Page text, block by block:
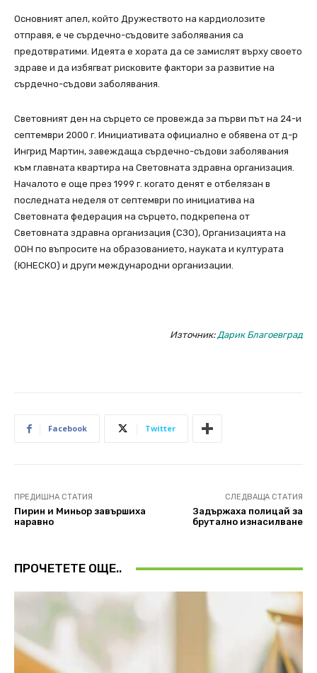
Основният апел, който Дружеството на кардиолозите
отправя, е че сърдечно-съдовите заболявания са
предотвратими. Идеята е хората да се замислят върху своето
здраве и да избягват рисковите фактори за развитие на
сърдечно-съдови заболявания.
Световният ден на сърцето се провежда за първи път на 24-и
септември 2000 г. Инициативата официално е обявена от д-р
Ингрид Мартин, завеждаща сърдечно-съдови заболявания
към главната квартира на Световната здравна организация.
Началото е още през 1999 г. когато денят е отбелязан в
последната неделя от септември по инициатива на
Световната федерация на сърцето, подкрепена от
Световната здравна организация (СЗО), Организацията на
ООН по въпросите на образованието, науката и културата
(ЮНЕСКО) и други международни организации.
Източник:Дарик Благоевград
Facebook Twitter
ПРЕДИШНА СТАТИЯ
Пирин и Миньор завършиха
наравно
СЛЕДВАЩА СТАТИЯ
Задържаха полицай за
брутално изнасилване
ПРОЧЕТЕТЕ ОЩЕ..